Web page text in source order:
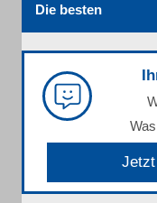
Die besten